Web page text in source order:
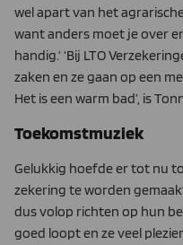
wel apart van het
want anders moet je over
handig.’ ‘Bij LTO
zaken en ze gaan op een
Het is een warm bad’, is
Toekomstmuziek
Gelukkig hoefde er tot nu
zekering te worden
dus volop richten op hun
goed loopt en ze veel